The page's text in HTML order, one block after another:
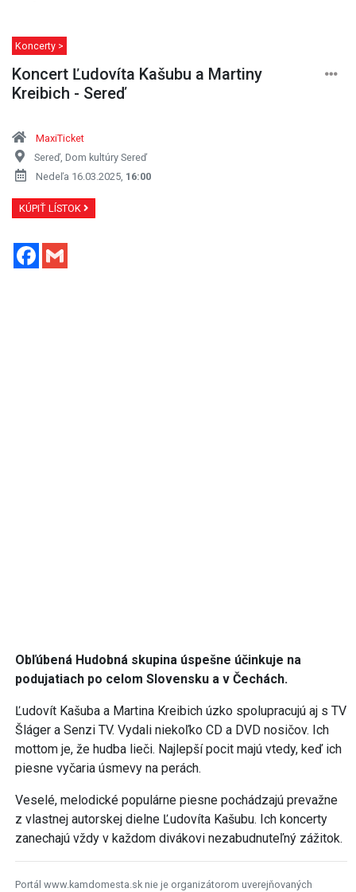
Koncerty >
Koncert Ľudovíta Kašubu a Martiny
Kreibich - Sereď
MaxiTicket
Sereď, Dom kultúry Sereď
Nedeľa 16.03.2025, 16:00
KÚPIŤ LÍSTOK
Facebook
Obľúbená Hudobná skupina úspešne účinkuje na
podujatiach po celom Slovensku a v Čechách.
Ľudovít Kašuba a Martina Kreibich úzko spolupracujú aj s TV
Šláger a Senzi TV. Vydali niekoľko CD a DVD nosičov. Ich
mottom je, že hudba lieči. Najlepší pocit majú vtedy, keď ich
piesne vyčaria úsmevy na perách.
Veselé, melodické populárne piesne pochádzajú prevažne
z vlastnej autorskej dielne Ľudovíta Kašubu. Ich koncerty
zanechajú vždy v každom divákovi nezabudnuteľný zážitok.
Portál www.kamdomesta.sk nie je organizátorom uverejňovaných